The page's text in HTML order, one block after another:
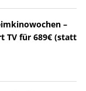
–
TV für 689€ (statt